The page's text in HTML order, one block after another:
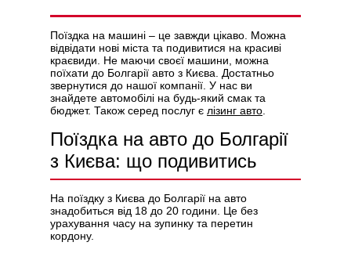
Поїздка на машині – це завжди цікаво. Можна
відвідати нові міста та подивитися на красиві
краєвиди. Не маючи своєї машини, можна
поїхати до Болгарії авто з Києва. Достатньо
звернутися до нашої компанії. У нас ви
знайдете автомобілі на будь-який смак та
бюджет. Також серед послуг є лізинг авто
Поїздка на авто до Болгарії
з Києва: що подивитись
На поїздку з Києва до Болгарії на авто
знадобиться від 18 до 20 години. Це без
урахування часу на зупинку та перетин
кордону.
Політикою конфіденційності